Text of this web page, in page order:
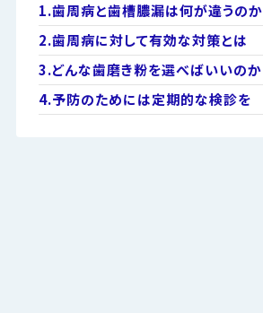
1.歯周病と歯槽膿漏は何が違うのか
2.歯周病に対して有効な対策とは
3.どんな歯磨き粉を選べばいいのか
4.予防のためには定期的な検診を